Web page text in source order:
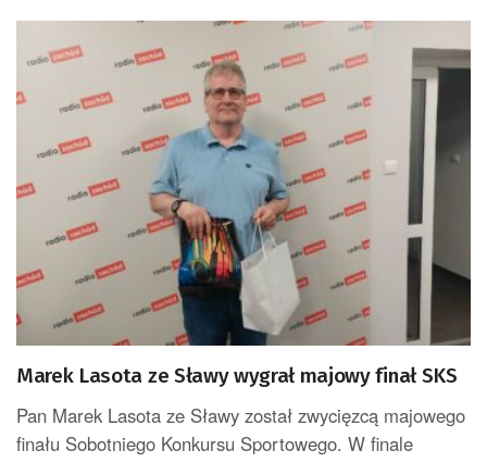
Marek Lasota ze Sławy wygrał majowy finał SKS
Pan Marek Lasota ze Sławy został zwycięzcą majowego
finału Sobotniego Konkursu Sportowego. W finale